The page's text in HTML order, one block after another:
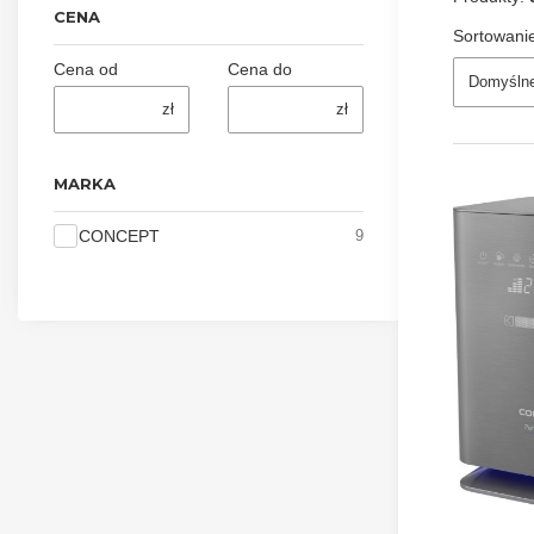
CENA
Cena od
zł
Cena do
zł
MARKA
MarkaCONCEPT 9